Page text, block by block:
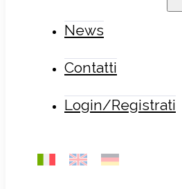
News
Contatti
Login/Registrati